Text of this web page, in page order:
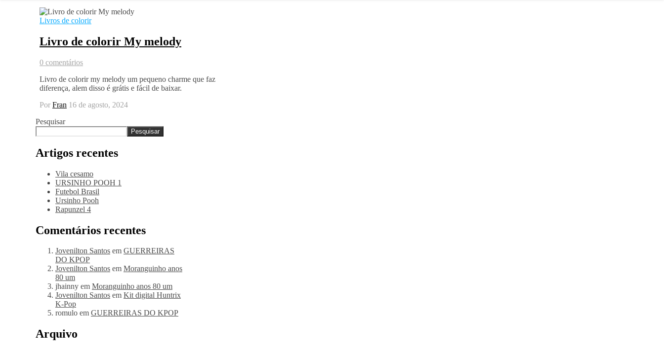
Livros de colorir
Livro de colorir My melody
0 comentários
Livro de colorir my melody um pequeno charme que faz
diferença, alem disso é grátis e fácil de baixar.
Por Fran 16 de agosto, 2024
Pesquisar
Pesquisar
Artigos recentes
Vila cesamo
URSINHO POOH 1
Futebol Brasil
Ursinho Pooh
Rapunzel 4
Comentários recentes
Jovenilton Santos em GUERREIRAS
DO KPOP
Jovenilton Santos em Moranguinho anos
80 um
jhainny em Moranguinho anos 80 um
Jovenilton Santos em Kit digital Huntrix
K-Pop
romulo em GUERREIRAS DO KPOP
Arquivo